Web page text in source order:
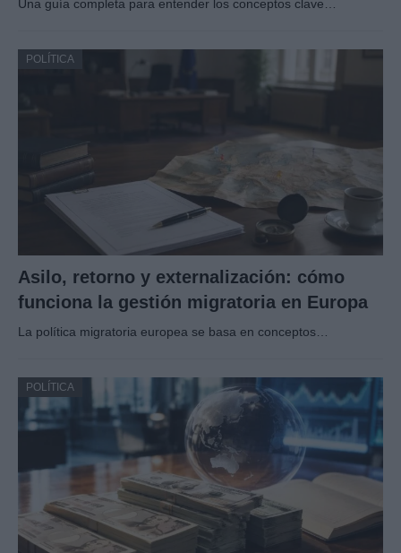
Una guía completa para entender los conceptos clave…
POLÍTICA
Asilo, retorno y externalización: cómo
funciona la gestión migratoria en Europa
La política migratoria europea se basa en conceptos…
POLÍTICA